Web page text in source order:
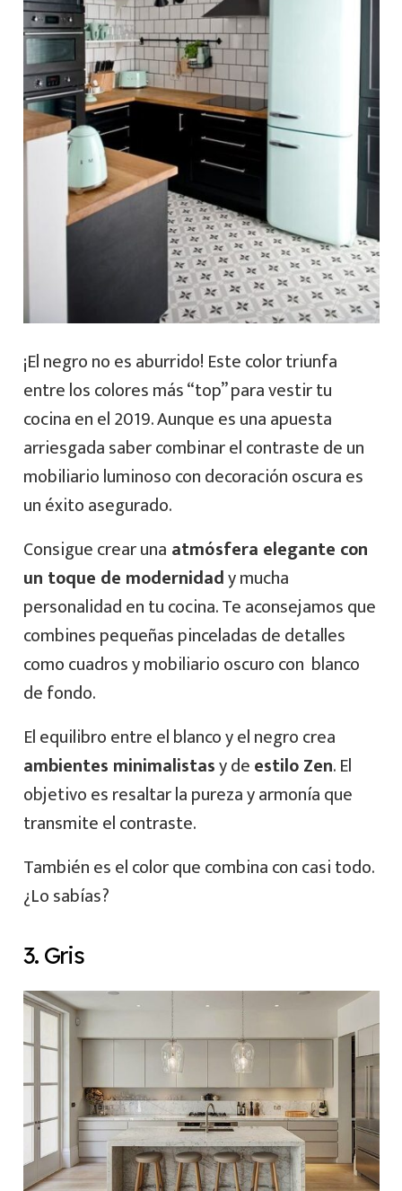
¡El negro no es aburrido! Este color triunfa
entre los colores más “top” para vestir tu
cocina en el 2019. Aunque es una apuesta
arriesgada saber combinar el contraste de un
mobiliario luminoso con decoración oscura es
un éxito asegurado.
Consigue crear una atmósfera elegante con
un toque de modernidady mucha
personalidad en tu cocina. Te aconsejamos que
combines pequeñas pinceladas de detalles
como cuadros y mobiliario oscuro con blanco
de fondo.
El equilibro entre el blanco y el negro crea
ambientes minimalistasy deestilo Zen. El
objetivo es resaltar la pureza y armonía que
transmite el contraste.
También es el color que combina con casi todo.
¿Lo sabías?
3. Gris